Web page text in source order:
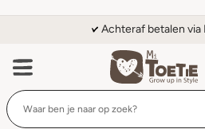
Achteraf betalen via